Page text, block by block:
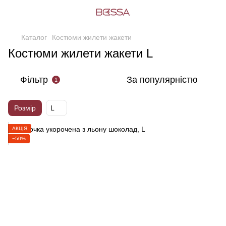
Каталог Костюми жилети жакети
Костюми жилети жакети L
Фільтр 1 За популярністю
Розмір L
АКЦІЯ
−50%